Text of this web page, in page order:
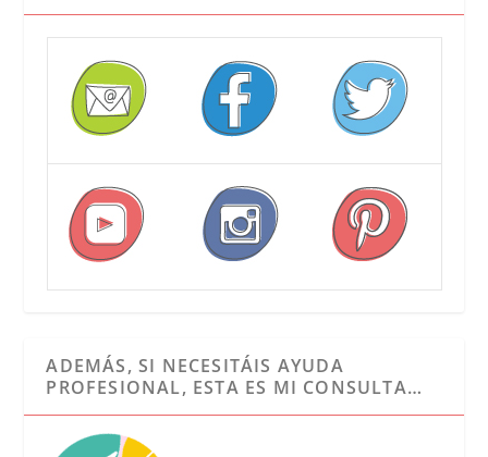
ADEMÁS, SI NECESITÁIS AYUDA
PROFESIONAL, ESTA ES MI CONSULTA…